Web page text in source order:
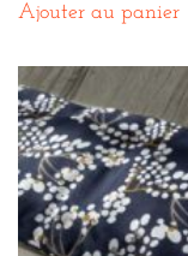
Ajouter au panier